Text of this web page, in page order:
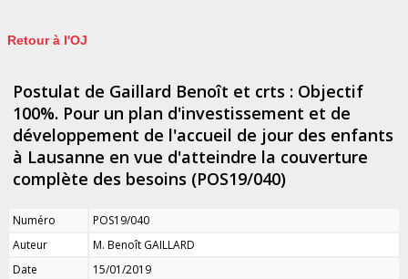
Retour à l'OJ
Postulat de Gaillard Benoît et crts : Objectif
100%. Pour un plan d'investissement et de
développement de l'accueil de jour des enfants
à Lausanne en vue d'atteindre la couverture
complète des besoins (POS19/040)
Numéro
POS19/040
Auteur
M. Benoît GAILLARD
Date
15/01/2019